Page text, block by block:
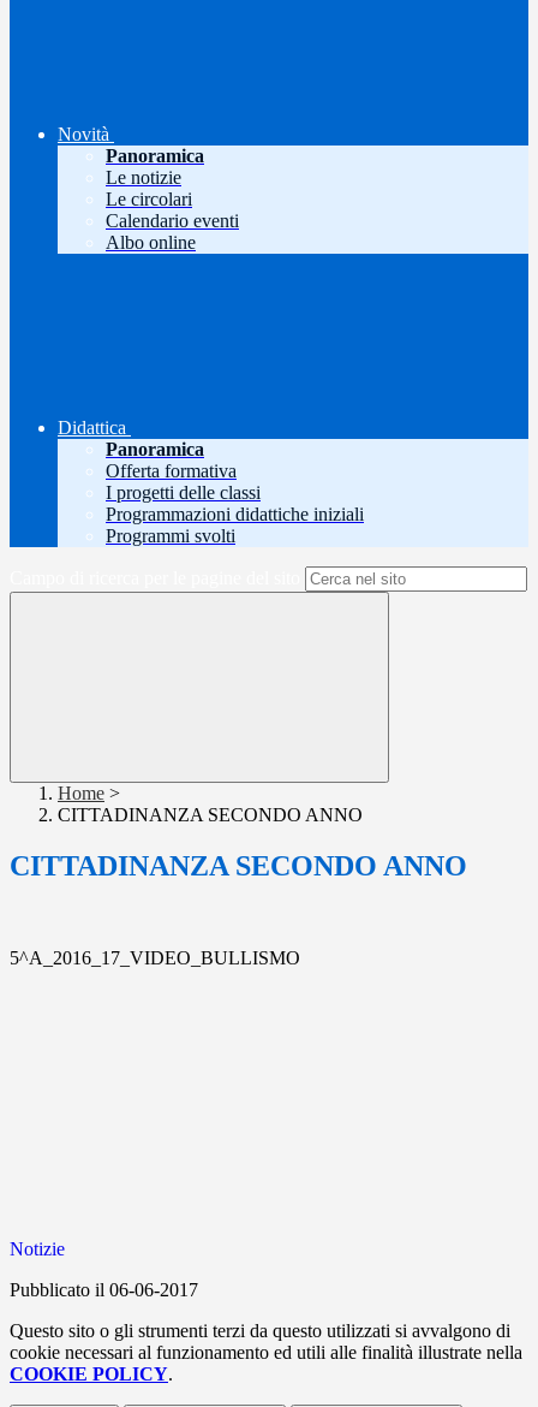
Novità
Panoramica
Le notizie
Le circolari
Calendario eventi
Albo online
Didattica
Panoramica
Offerta formativa
I progetti delle classi
Programmazioni didattiche iniziali
Programmi svolti
Home >
CITTADINANZA SECONDO ANNO
CITTADINANZA SECONDO ANNO
5^A_2016_17_VIDEO_BULLISMO
Notizie
Pubblicato il 06-06-2017
Questo sito o gli strumenti terzi da questo utilizzati si avvalgono di
cookie necessari al funzionamento ed utili alle finalità illustrate nella
COOKIE POLICY.